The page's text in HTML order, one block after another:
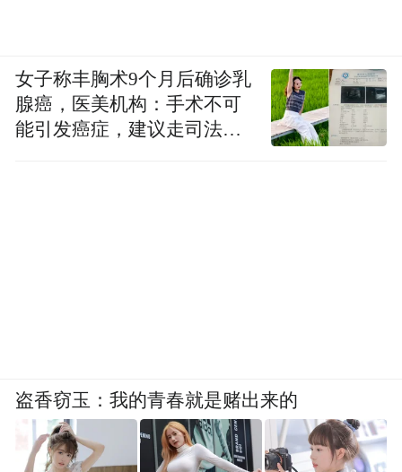
女子称丰胸术9个月后确诊乳
腺癌，医美机构：手术不可
能引发癌症，建议走司法途
盗香窃玉：我的青春就是赌出来的